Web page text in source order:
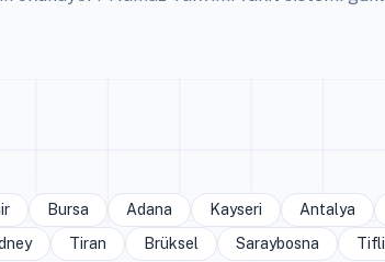
Bursa Adana Kayseri Antalya
Tiran Brüksel Saraybosna